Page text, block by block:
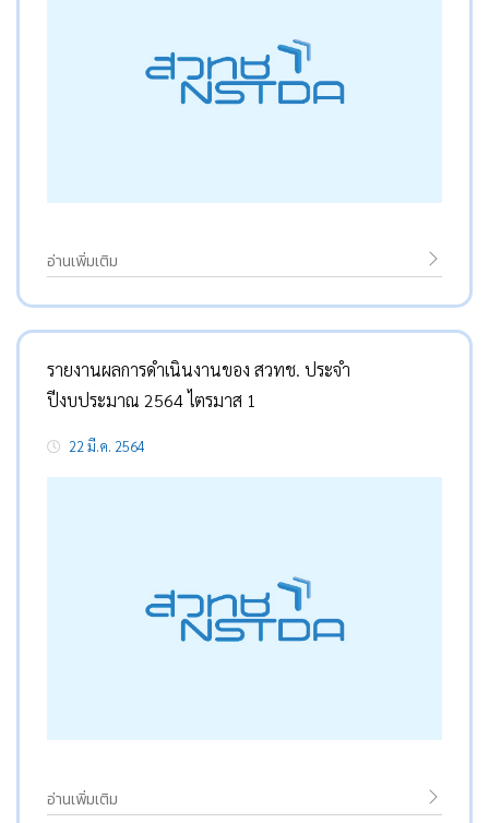
อ่านเพิ่มเติม
รายงานผลการดำเนินงานของ สวทช. ประจำ
ปีงบประมาณ 2564 ไตรมาส 1
22 มี.ค. 2564
อ่านเพิ่มเติม